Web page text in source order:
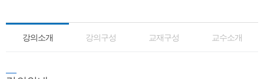
강의소개 강의구성 교재구성 교수소개